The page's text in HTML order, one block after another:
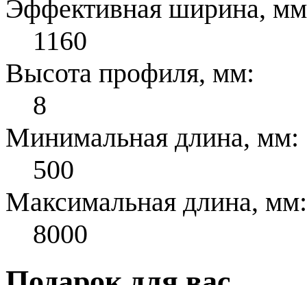
Эффективная ширина,
1160
Высота профиля, мм:
8
Минимальная длина, мм:
500
Максимальная длина, мм:
8000